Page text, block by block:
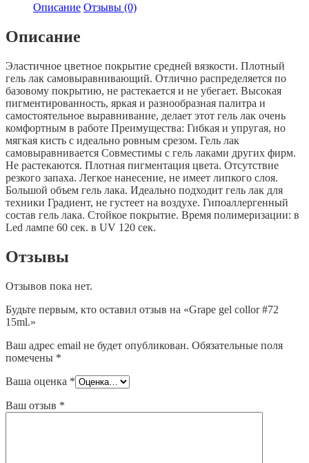
Описание Отзывы (0)
Описание
Эластичное цветное покрытие средней вязкости. Плотный
гель лак самовыравнивающий. Отлично распределяется по
базовому покрытию, не растекается и не убегает. Высокая
пигментированность, яркая и разнообразная палитра и
самостоятельное выравнивание, делает этот гель лак очень
комфортным в работе Преимущества: Гибкая и упругая, но
мягкая кисть с идеально ровным срезом. Гель лак
самовыравнивается Совместимы с гель лаками других фирм.
Не растекаются. Плотная пигментация цвета. Отсутствие
резкого запаха. Легкое нанесение, не имеет липкого слоя.
Большой объем гель лака. Идеально подходит гель лак для
техники Градиент, не густеет на воздухе. Гипоаллергенный
состав гель лака. Стойкое покрытие. Время полимеризации: в
Led лампе 60 сек. в UV 120 сек.
Отзывы
Отзывов пока нет.
Будьте первым, кто оставил отзыв на «Grape gel collor #72
15ml.»
Ваш адрес email не будет опубликован. Обязательные поля
помечены *
Ваша оценка *
Ваш отзыв *